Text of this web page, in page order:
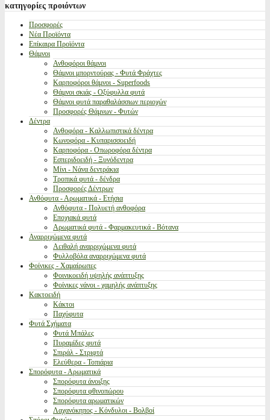
κατηγορίες προιόντων
Προσφορές
Νέα Προϊόντα
Επίκαιρα Προϊόντα
Θάμνοι
Ανθοφόροι θάμνοι
Θάμνοι μπορντούρας - Φυτά Φράχτες
Καρποφόροι θάμνοι - Superfoods
Θάμνοι σκιάς - Οξύφυλλα φυτά
Θάμνοι φυτά παραθαλάσσιων περιοχών
Προσφορές Θάμνων - Φυτών
Δέντρα
Ανθοφόρα - Καλλωπιστικά δέντρα
Κωνοφόρα - Κυπαρισσοειδή
Καρποφόρα - Οπωροφόρα δέντρα
Εσπεριδοειδή - Ξυνόδεντρα
Μίνι - Νάνα δεντράκια
Τροπικά φυτά - δένδρα
Προσφορές Δέντρων
Ανθόφυτα - Αρωματικά - Ετήσια
Ανθόφυτα - Πολυετή ανθοφόρα
Εποχιακά φυτά
Αρωματικά φυτά - Φαρμακευτικά - Βότανα
Αναρριχώμενα φυτά
Αειθαλή αναρριχώμενα φυτά
Φυλλοβόλα αναρριχώμενα φυτά
Φοίνικες - Χαμαίρωπες
Φοινικοειδή υψηλής ανάπτυξης
Φοίνικες νάνοι - χαμηλής ανάπτυξης
Κακτοειδή
Κάκτοι
Παχύφυτα
Φυτά Σχήματα
Φυτά Μπάλες
Πυραμίδες φυτά
Σπιράλ - Στριφτά
Ελεύθερα - Τοπιάρια
Σπορόφυτα - Αρωματικά
Σπορόφυτα άνοιξης
Σπορόφυτα φθινοπώρου
Σπορόφυτα αρωματικών
Λαχανόκηπος - Κόνδυλοι - Βολβοί